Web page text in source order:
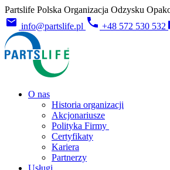
Partslife Polska Organizacja Odzysku
info@partslife.pl
+48 572 530 532
O nas
Historia organizacji
Akcjonariusze
Polityka Firmy
Certyfikaty
Kariera
Partnerzy
Usługi